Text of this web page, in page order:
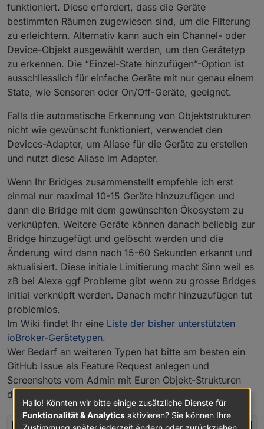
funktioniert. Diese erfordert, dass die Geräte
bestimmten Räumen zugewiesen sind, um die Filterung
zu erleichtern. Alternativ kann auch ein Channel- oder
Device-Objekt ausgewählt werden, um den Gerätetyp
zu erkennen. Die “Einzel-State hinzufügen”-Option ist
ausschliesslich für einfache Geräte mit nur genau einem
State, wie Sensoren oder On/Off-Geräte, geeignet.
Falls die automatische Erkennung von Objektstrukturen
nicht wie gewünscht funktioniert, verwendet den
Devices-Adapter, um Aliase für die Geräte zu erstellen
und nutzt diese Aliase im Adapter.
Wenn Ihr Bridges zusammenstellt empfehle ich erst
einmal nur maximal 10-15 Geräte hinzuzufügen und
dann die Bridge mit dem gewünschten Ökosystem zu
verknüpfen. Weitere Geräte können danach beliebig zur
Bridge hinzugefügt und gelöscht werden und die
Änderung wird dann nach 15-60 Sekunden erkannt und
aktualisiert. Diese initiale Limitierung macht Sinn weil es
zB bei Alexa ggf Probleme gibt wenn zu grosse Bridges
initial verknüpft werden. Danach mehr hinzuzufügen tut
problemlos.
Im Wiki findet Ihr eine Liste der bisher unterstützten
ioBroker-Gerätetypen.
Wer Bedarf an weiteren Typen hat bitte am besten ein
GitHub Issue als Feature Request anlegen und
Screenshots vom Admin mit Euren Objekt-Strukturen
des Geräts hinzufügen.
Hallo! Könnten wir bitte einige zusätzliche Dienste für
Funktionalität & Analytics aktivieren? Sie können Ihre